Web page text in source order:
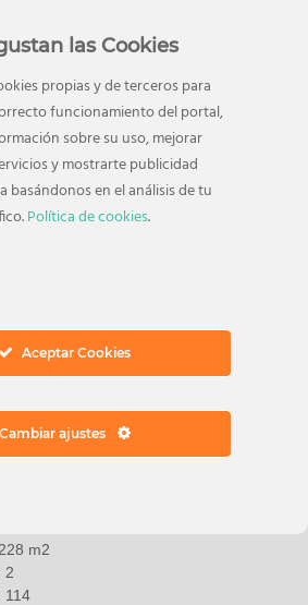
I, 18
m2
2
114
las Cookies
propias y de terceros para
funcionamiento del portal,
sobre su uso, mejorar
y mostrarte publicidad
basándonos en el análisis de tu
Política de cookies.
Aceptar Cookies
Cambiar ajustes